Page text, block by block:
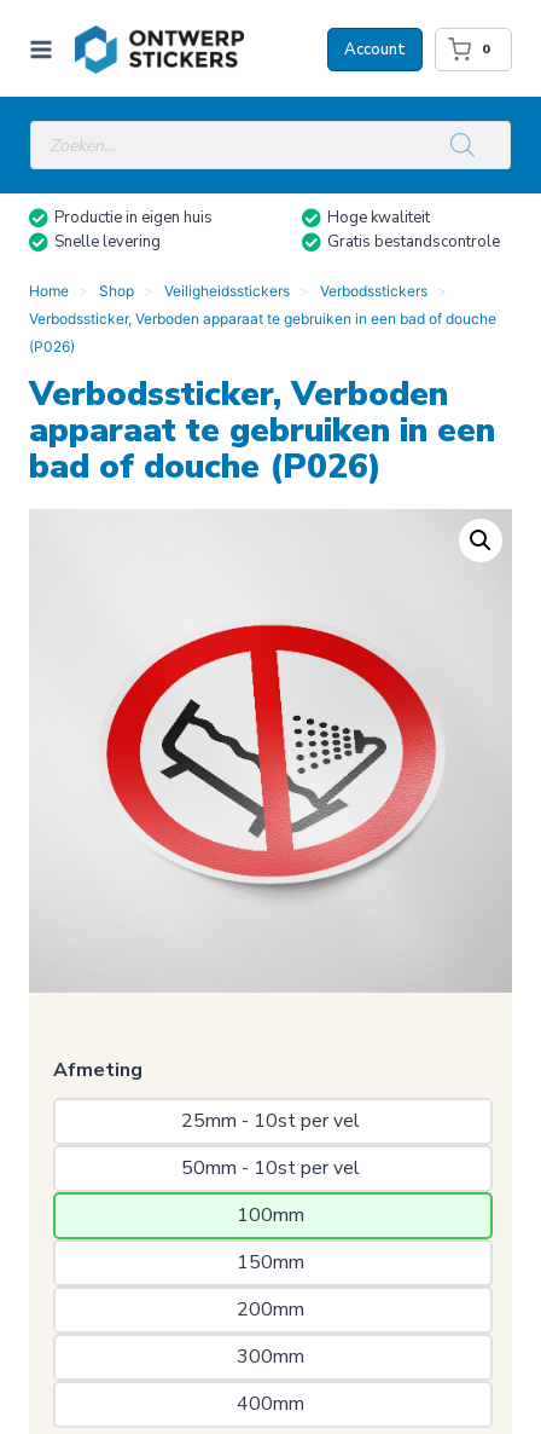
naar
Account 0
Producten
zoeken
Productie in eigen huis
Hoge kwaliteit
Snelle levering
Gratis bestandscontrole
Home Shop Veiligheidsstickers
Verbodsstickers
Verbodssticker, Verboden apparaat te gebruiken in een bad of douche
(P026)
Verbodssticker, Verboden
apparaat te gebruiken in een
bad of douche (P026)
Afmeting
25mm - 10st per vel
50mm - 10st per vel
100mm
150mm
200mm
300mm
400mm